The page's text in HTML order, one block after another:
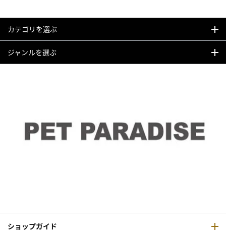
カテゴリを選ぶ
ジャンルを選ぶ
ショップガイド